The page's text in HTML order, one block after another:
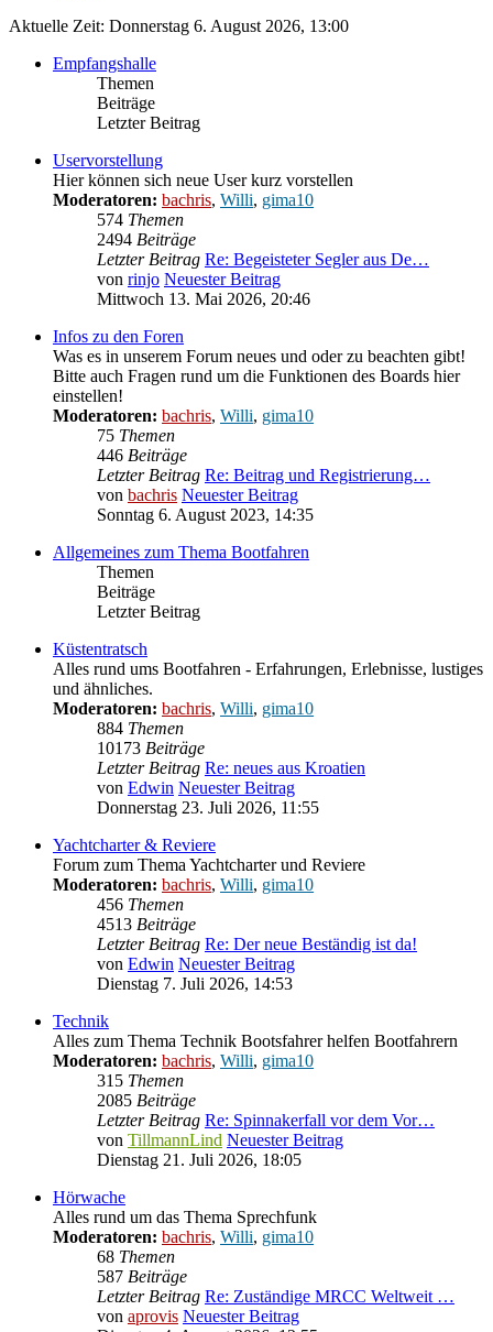
Aktuelle Zeit: Donnerstag 6. August 2026, 13:00
Empfangshalle
Themen
Beiträge
Letzter Beitrag
Uservorstellung
Hier können sich neue User kurz vorstellen
Moderatoren: bachris, Willi, gima10
574 Themen
2494 Beiträge
Letzter Beitrag Re: Begeisteter Segler aus De…
von rinjo Neuester Beitrag
Mittwoch 13. Mai 2026, 20:46
Infos zu den Foren
Was es in unserem Forum neues und oder zu beachten gibt!
Bitte auch Fragen rund um die Funktionen des Boards hier
einstellen!
Moderatoren: bachris, Willi, gima10
75 Themen
446 Beiträge
Letzter Beitrag Re: Beitrag und Registrierung…
von bachris Neuester Beitrag
Sonntag 6. August 2023, 14:35
Allgemeines zum Thema Bootfahren
Themen
Beiträge
Letzter Beitrag
Küstentratsch
Alles rund ums Bootfahren - Erfahrungen, Erlebnisse, lustiges
und ähnliches.
Moderatoren: bachris, Willi, gima10
884 Themen
10173 Beiträge
Letzter Beitrag Re: neues aus Kroatien
von Edwin Neuester Beitrag
Donnerstag 23. Juli 2026, 11:55
Yachtcharter & Reviere
Forum zum Thema Yachtcharter und Reviere
Moderatoren: bachris, Willi, gima10
456 Themen
4513 Beiträge
Letzter Beitrag Re: Der neue Beständig ist da!
von Edwin Neuester Beitrag
Dienstag 7. Juli 2026, 14:53
Technik
Alles zum Thema Technik Bootsfahrer helfen Bootfahrern
Moderatoren: bachris, Willi, gima10
315 Themen
2085 Beiträge
Letzter Beitrag Re: Spinnakerfall vor dem Vor…
von TillmannLind Neuester Beitrag
Dienstag 21. Juli 2026, 18:05
Hörwache
Alles rund um das Thema Sprechfunk
Moderatoren: bachris, Willi, gima10
68 Themen
587 Beiträge
Letzter Beitrag Re: Zuständige MRCC Weltweit …
von aprovis Neuester Beitrag